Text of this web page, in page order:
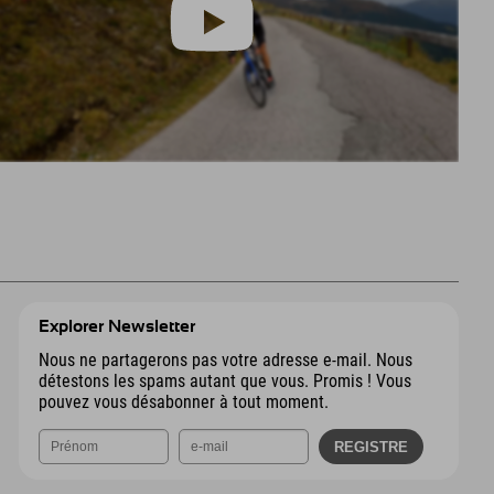
Explorer Newsletter
Nous ne partagerons pas votre adresse e-mail. Nous
détestons les spams autant que vous. Promis ! Vous
pouvez vous désabonner à tout moment.